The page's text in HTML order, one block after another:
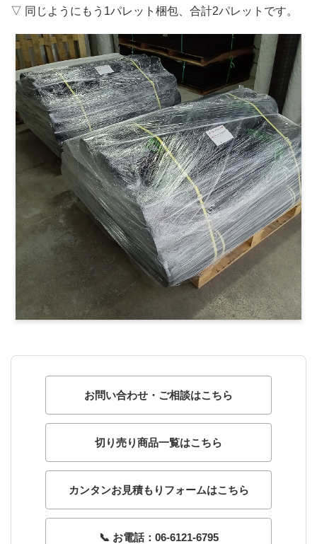
▽ 同じようにもう1パレット梱包、合計2パレットです。
お問い合わせ・ご相談はこちら
切り売り商品一覧はこちら
カンタンお見積もりフォームはこちら
📞 お電話：06-6121-6795